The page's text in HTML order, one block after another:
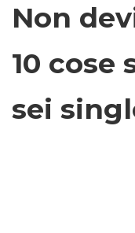
Non
10 cose
sei